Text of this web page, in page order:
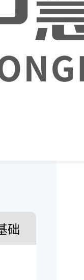
触发
、第8
础